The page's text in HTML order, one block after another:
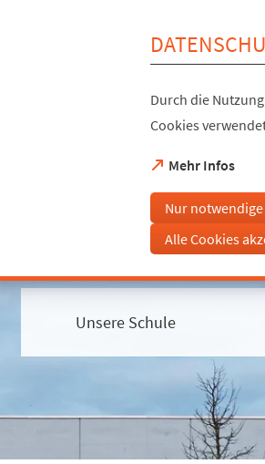
Durch die
Cookies
Mehr Infos
(Öffnet
einem
neuen
Tab)
Nur
Alle Cookies
Unsere Schule